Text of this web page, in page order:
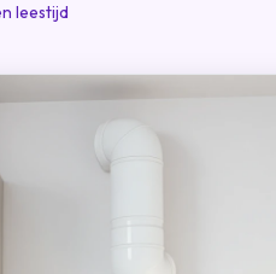
leestijd